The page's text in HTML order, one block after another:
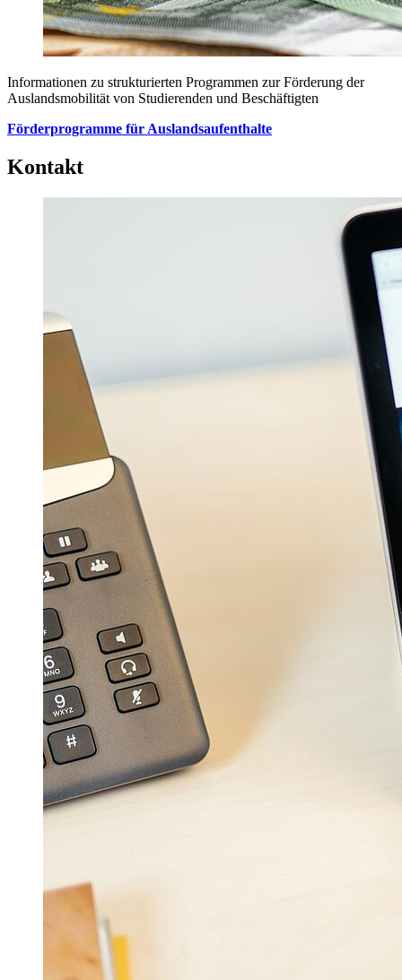
Informationen zu strukturierten Programmen zur Förderung der
Auslandsmobilität von Studierenden und Beschäftigten
Förderprogramme für Auslandsaufenthalte
Kontakt